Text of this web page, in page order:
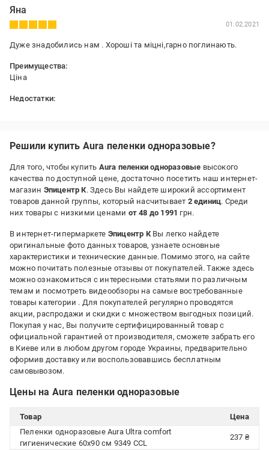
Яна
01.02.2021
Дуже знадобились нам . Хороші та міцні,гарно поглинають.
Преимущества:
Ціна
Недостатки:
Решили купить Aura пеленки одноразовые?
Для того, чтобы купить Aura пеленки одноразовые высокого
качества по доступной цене, достаточно посетить наш интернет-
магазин Эпицентр К. Здесь Вы найдете широкий ассортимент
товаров данной группы, который насчитывает 2 единиц. Среди
них товары с низкими ценами от 48 до 1991 грн.
В интернет-гипермаркете Эпицентр КВы легко найдете
оригинальные фото данных товаров, узнаете основные
характеристики и технические данные. Помимо этого, на сайте
можно почитать полезные отзывы от покупателей. Также здесь
можно ознакомиться с интересными статьями по различным
темам и посмотреть видеообзоры на самые востребованные
товары категории . Для покупателей регулярно проводятся
акции, распродажи и скидки с множеством выгодных позиций.
Покупая у нас, Вы получите сертифицированный товар с
официальной гарантией от производителя, сможете забрать его
в Киеве или в любом другом городе Украины, предварительно
оформив доставку или воспользовавшись бесплатным
самовывозом.
Цены на Aura пеленки одноразовые
Товар
Цена
Пеленки одноразовые Aura Ultra comfort
гигиенические 60х90 см 9349 CCL
237 ₴